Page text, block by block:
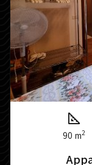
90 m2